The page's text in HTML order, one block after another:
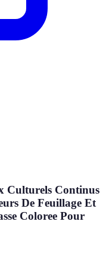
Culturels Continus
De Feuillage Et
Coloree Pour